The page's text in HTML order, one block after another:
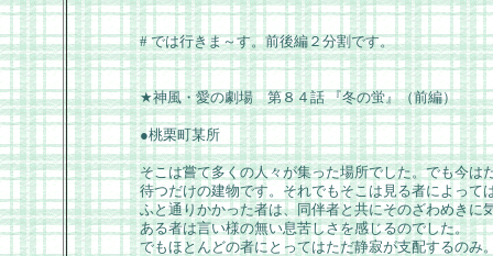
# では行きま～す。前後編２分割です。
★神風・愛の劇場 第８４話 『冬の蛍』（前編）
●桃栗町某所
そこは嘗て多くの人々が集った場所でした。でも今は
待つだけの建物です。それでもそこは見る者によって
ふと通りかかった者は、同伴者と共にそのざわめきに
ある者は言い様の無い息苦しさを感じるのでした。
でもほとんどの者にとってはただ静寂が支配するのみ